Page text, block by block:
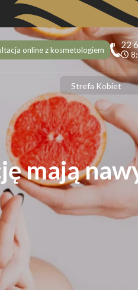
online z kosmetologiem 22
ciekawostek na 10 urodziny Depilacja.pl,
laserowa latem – tak czy nie?
usunąć włoski z twarzy? 5 najlepszych
laserowa jąder i penisa – zabieg
laserowa a opalenizna
- jak często należy ją
przed i po – jakie efekty
Strefa Kobiet
mają